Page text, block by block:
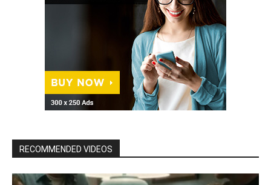
RECOMMENDED VIDEOS